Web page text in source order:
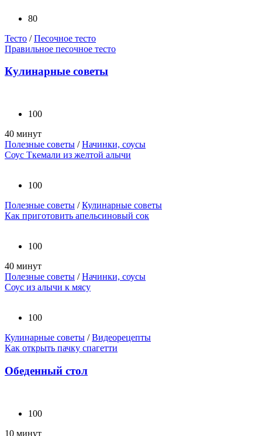
80
Тесто /Песочное тесто
Правильное песочное тесто
Кулинарные советы
100
40 минут
Полезные советы /Начинки, соусы
Соус Ткемали из желтой алычи
100
Полезные советы /Кулинарные советы
Как приготовить апельсиновый сок
100
40 минут
Полезные советы /Начинки, соусы
Соус из алычи к мясу
100
Кулинарные советы /Видеорецепты
Как открыть пачку спагетти
Обеденный стол
100
10 минут